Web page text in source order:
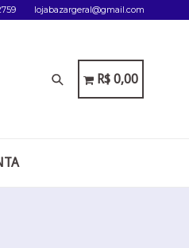
lojabazargeral@gmail.com
Pesquisar
CARRINHO
CARRINHO
R$ 0,00